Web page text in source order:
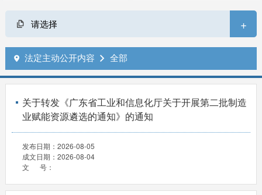
请选择 +
 法定主动公开内容  全部
关于转发《广东省工业和信息化厅关于开展第二批制造
业赋能资源遴选的通知》的通知
发布日期： 2026-08-05
成文日期： 2026-08-04
文 号：